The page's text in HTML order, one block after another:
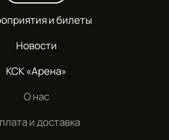
и билеты
Новости
КСК «Арена»
О нас
и доставка